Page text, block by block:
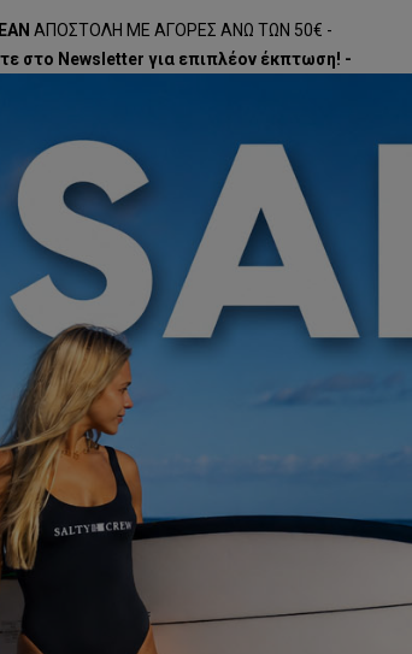
ΑΠΟΣΤΟΛΗ ΜΕ ΑΓΟΡΕΣ ΑΝΩ ΤΩΝ 50€ -
στο Newsletter για επιπλέον έκπτωση! -